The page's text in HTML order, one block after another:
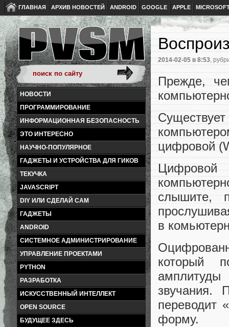
ГЛАВНАЯ АРХИВ НОВОСТЕЙ ANDROID GOOGLE APPLE
НОВОСТИ
ПРОГРАММИРОВАНИЕ
ИНФОРМАЦИОННАЯ БЕЗОПАСНОСТЬ
ЭТО ИНТЕРЕСНО
НАУЧНО-ПОПУЛЯРНОЕ
ГАДЖЕТЫ И УСТРОЙСТВА ДЛЯ ГИКОВ
ТЕКУЧКА
JAVASCRIPT
DIY ИЛИ СДЕЛАЙ САМ
ГАДЖЕТЫ
ANDROID
СИСТЕМНОЕ АДМИНИСТРИРОВАНИЕ
УПРАВЛЕНИЕ ПРОЕКТАМИ
PYTHON
РАЗРАБОТКА
ИСКУССТВЕННЫЙ ИНТЕЛЛЕКТ
OPEN SOURCE
БУДУЩЕЕ ЗДЕСЬ
2014-02-05 в 8:53,
Прежде,
цифровой
слышите,
в
который
звучания.
переводит
форму.